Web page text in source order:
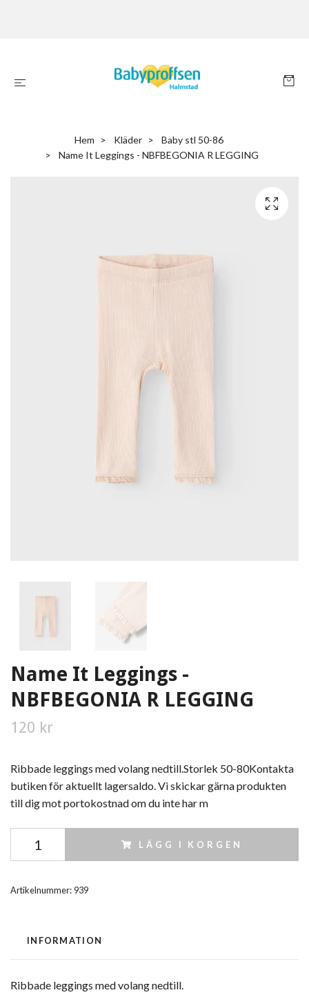
Hem Kläder
Baby stl 50-86
Name It Leggings - NBFBEGONIA R LEGGING
Name It Leggings -
NBFBEGONIA R LEGGING
120 kr
Ribbade leggings med volang nedtill.Storlek 50-80Kontakta
butiken för aktuellt lagersaldo. Vi skickar gärna produkten
till dig mot portokostnad om du inte har m
LÄGG I KORGEN
Artikelnummer:939
INFORMATION
Ribbade leggings med volang nedtill.